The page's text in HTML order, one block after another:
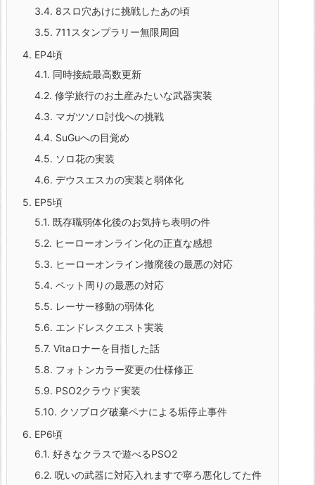
3.4. 8スロ穴あけに挑戦したあの頃
3.5. 711スタンプラリー無限周回
4. EP4頃
4.1. 同時接続最高数更新
4.2. 修学旅行のお土産みたいな武器実装
4.3. マガツソロ討伐への挑戦
4.4. SuGuへの目覚め
4.5. ソロ花の実装
4.6. デウスエスカの実装と弱体化
5. EP5頃
5.1. 既存職弱体化後のお気持ち表明の件
5.2. ヒーローオンライン化の正直な感想
5.3. ヒーローオンライン撤廃後の最悪の対応
5.4. ペット周りの最悪の対応
5.5. レーサー移動の弱体化
5.6. エンドレスクエスト実装
5.7. Vitaロナーを目指した話
5.8. フォトンカラー変更の仕様修正
5.9. PSO2クラウド実装
5.10. クソブログ破棄ペナによる垢停止事件
6. EP6頃
6.1. 好きなクラスで遊べるPSO2
6.2. 呪いの武器に対応入れますで寧ろ悪化してた件